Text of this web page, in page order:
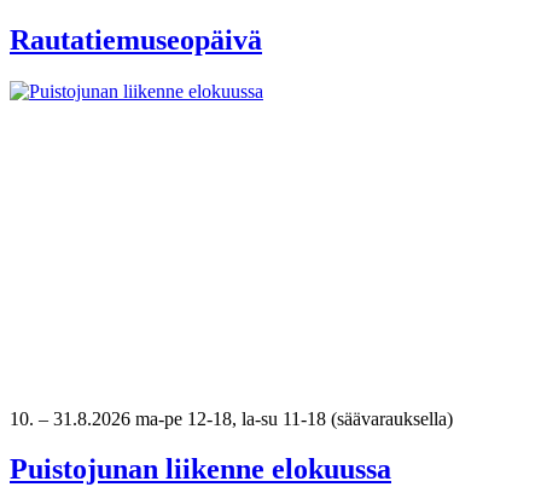
Rautatiemuseopäivä
10. – 31.8.2026 ma-pe 12-18, la-su 11-18 (säävarauksella)
Puistojunan liikenne elokuussa